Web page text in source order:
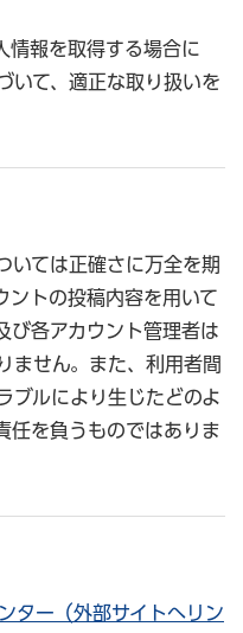
情報を取得する場合に
いて、適正な取り扱いを
いては正確さに万全を期
ントの投稿内容を用いて
び各アカウント管理者は
ません。また、利用者間
ブルにより生じたどのよ
任を負うものではありま
ター（外部サイトへリン